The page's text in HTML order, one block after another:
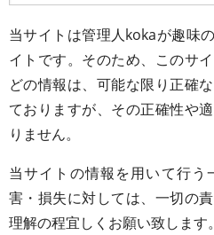
当サイトは管理人kokaが趣味
イトです。そのため、このサ
どの情報は、可能な限り正確
ておりますが、その正確性や
りません。
当サイトの情報を用いて行
害・損失に対しては、一切の
理解の程宜しくお願い致します。